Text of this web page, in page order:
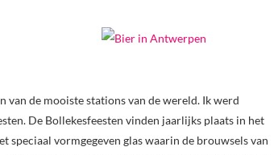
van de mooiste stations van de wereld. Ik werd
De Bollekesfeesten vinden jaarlijks plaats in het
speciaal vormgegeven glas waarin de brouwsels van